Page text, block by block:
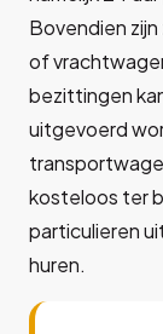
Bovendien
of
bezittingen
uitgevoerd
kosteloos ter
particulieren
huren.